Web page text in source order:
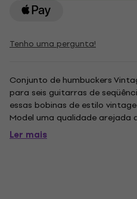
Tenho uma pergunta!
Conjunto de humbuckers
para seis guitarras de
essas bobinas de estilo
Model uma qualidade
plantados na família PAF, o
de cera a vácuo foram
Ler mais